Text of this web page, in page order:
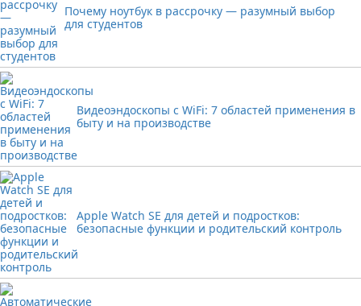
Почему ноутбук в рассрочку — разумный выбор
для студентов
Видеоэндоскопы с WiFi: 7 областей применения в
быту и на производстве
Apple Watch SE для детей и подростков:
безопасные функции и родительский контроль